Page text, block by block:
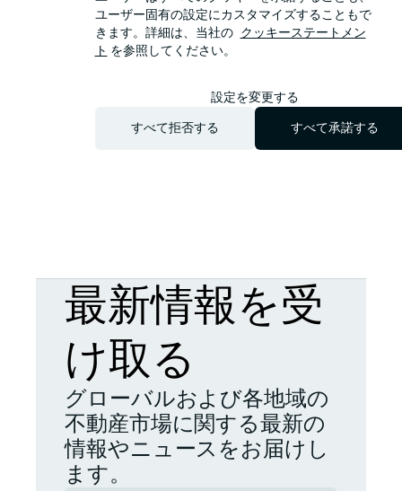
最新情報を受
け取る
グローバルおよび各地域の
不動産市場に関する最新の
情報やニュースをお届けし
ます。
ユーザー固有の設定にカスタマイズすることもで
きます。詳細は、当社の クッキーステートメン
トを参照してください。
設定を変更する
すべて拒否する
すべて承諾する